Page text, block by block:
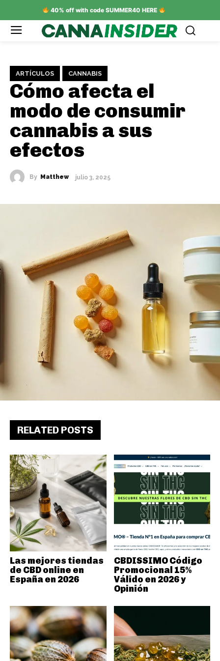
40% off with code SUMMER40 HERE
ARTÍCULOS CANNABIS
Cómo afecta el
modo de consumir
cannabis a sus
efectos
By Matthew julio 3, 2025
RELATED POSTS
Las mejores tiendas
de CBD online en
España en 2026
CBDISSIMO Código
Promocional 15%
Válido en 2026 y
Opinión